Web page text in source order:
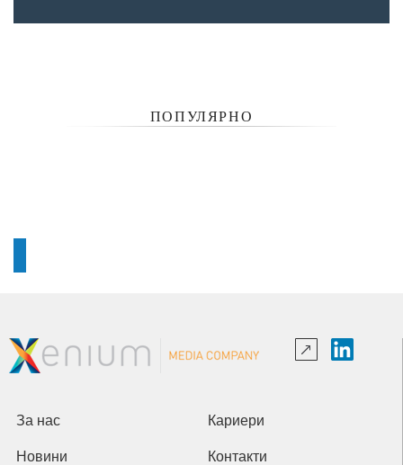
ПОПУЛЯРНО
За нас Кариери
Новини Контакти